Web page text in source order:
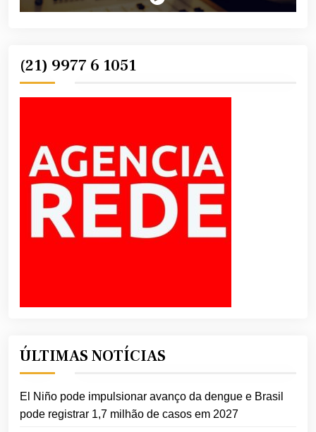
(21) 9977 6 1051
ÚLTIMAS NOTÍCIAS
El Niño pode impulsionar avanço da dengue e Brasil
pode registrar 1,7 milhão de casos em 2027